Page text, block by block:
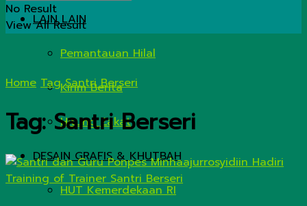
LAIN LAIN
Pemantauan Hilal
Kirim Berita
Hitung Zakat
DESAIN GRAFIS & KHUTBAH
HUT Kemerdekaan RI
No Result
View All Result
Home Tag Santri Berseri
Tag:Santri Berseri